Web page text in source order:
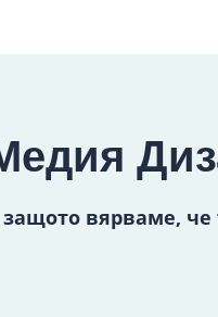
вярваме,